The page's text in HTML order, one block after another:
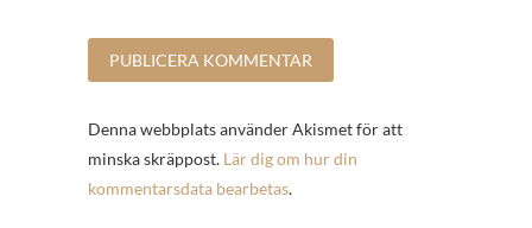
Denna webbplats använder Akismet för att
minska skräppost. Lär dig om hur din
kommentarsdata bearbetas.